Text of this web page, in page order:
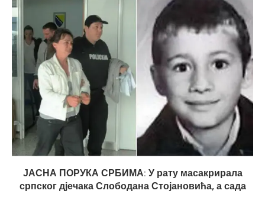
ЈАСНА ПОРУКА СРБИМА: У рату масакрирала
српског дјечака Слободана Стојановића, а сада